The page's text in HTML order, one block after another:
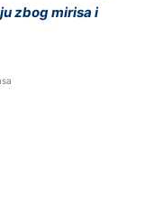
zbog mirisa i